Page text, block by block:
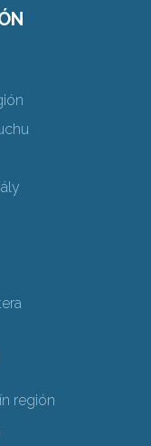
región